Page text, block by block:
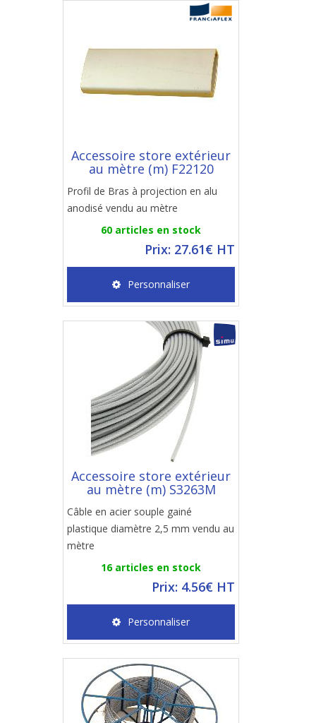
Accessoire store extérieur
au mètre (m) F22120
Profil de Bras à projection en alu
anodisé vendu au mètre
60 articles en stock
Prix: 27.61€ HT
Personnaliser
Accessoire store extérieur
au mètre (m) S3263M
Câble en acier souple gainé
plastique diamètre 2,5 mm vendu au
mètre
16 articles en stock
Prix: 4.56€ HT
Personnaliser